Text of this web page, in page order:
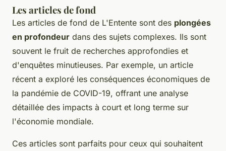
Les articles de fond
Les articles de fond de L'Entente sont des plongées
en profondeur dans des sujets complexes. Ils sont
souvent le fruit de recherches approfondies et
d'enquêtes minutieuses. Par exemple, un article
récent a exploré les conséquences économiques de
la pandémie de COVID-19, offrant une analyse
détaillée des impacts à court et long terme sur
l'économie mondiale.
Ces articles sont parfaits pour ceux qui souhaitent